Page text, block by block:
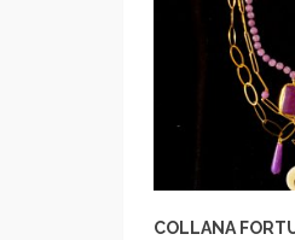
COLLANA